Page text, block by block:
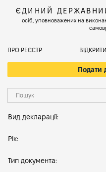
ЄДИНИЙ
осіб, уповноважених на
ПРО РЕЄСТР
Подати
Вид декларації:
Рік:
Тип документа: